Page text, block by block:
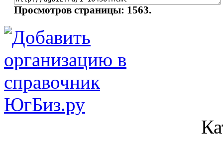
Просмотров страницы: 1563.